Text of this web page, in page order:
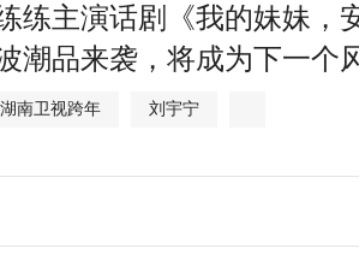
练主演话剧《我的妹妹，
潮品来袭，将成为下一个
湖南卫视跨年 刘宇宁